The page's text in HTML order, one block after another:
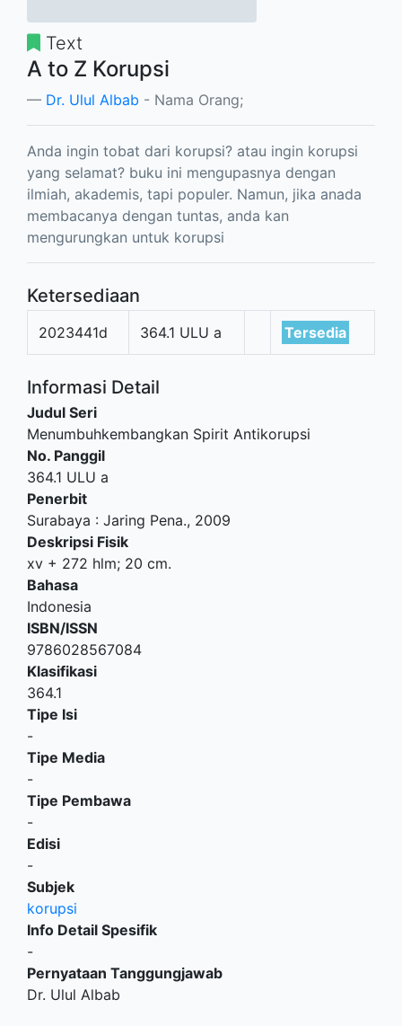
Text
A to Z Korupsi
Dr. Ulul Albab - Nama Orang;
Anda ingin tobat dari korupsi? atau ingin korupsi
yang selamat? buku ini mengupasnya dengan
ilmiah, akademis, tapi populer. Namun, jika anada
membacanya dengan tuntas, anda kan
mengurungkan untuk korupsi
Ketersediaan
2023441d 364.1 ULU a Tersedia
Informasi Detail
Judul Seri
Menumbuhkembangkan Spirit Antikorupsi
No. Panggil
364.1 ULU a
Penerbit
Surabaya : Jaring Pena., 2009
Deskripsi Fisik
xv + 272 hlm; 20 cm.
Bahasa
Indonesia
ISBN/ISSN
9786028567084
Klasifikasi
364.1
Tipe Isi
-
Tipe Media
-
Tipe Pembawa
-
Edisi
-
Subjek
korupsi
Info Detail Spesifik
-
Pernyataan Tanggungjawab
Dr. Ulul Albab